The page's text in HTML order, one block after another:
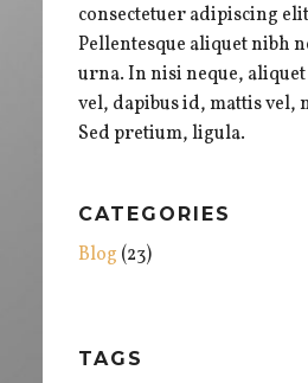
consectetuer adipiscing
Pellentesque aliquet nibh
urna. In nisi neque, aliquet
vel, dapibus id, mattis vel,
Sed pretium, ligula.
CATEGORIES
Blog (23)
TAGS